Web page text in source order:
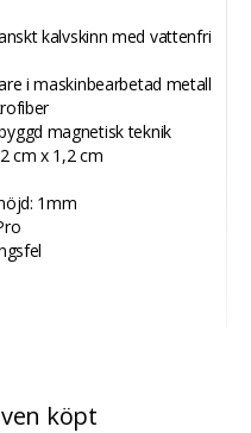
kalvskinn med vattenfri
i maskinbearbetad metall
magnetisk teknik
cm x 1,2 cm
1mm
köpt